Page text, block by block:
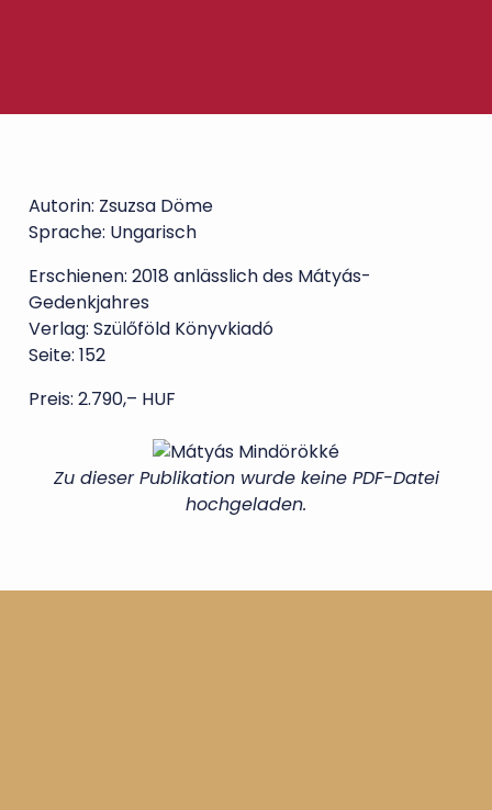
Autorin: Zsuzsa Döme
Sprache: Ungarisch
Erschienen: 2018 anlässlich des Mátyás-
Gedenkjahres
Verlag: Szülőföld Könyvkiadó
Seite: 152
Preis: 2.790,– HUF
Zu dieser Publikation wurde keine PDF-Datei
hochgeladen.